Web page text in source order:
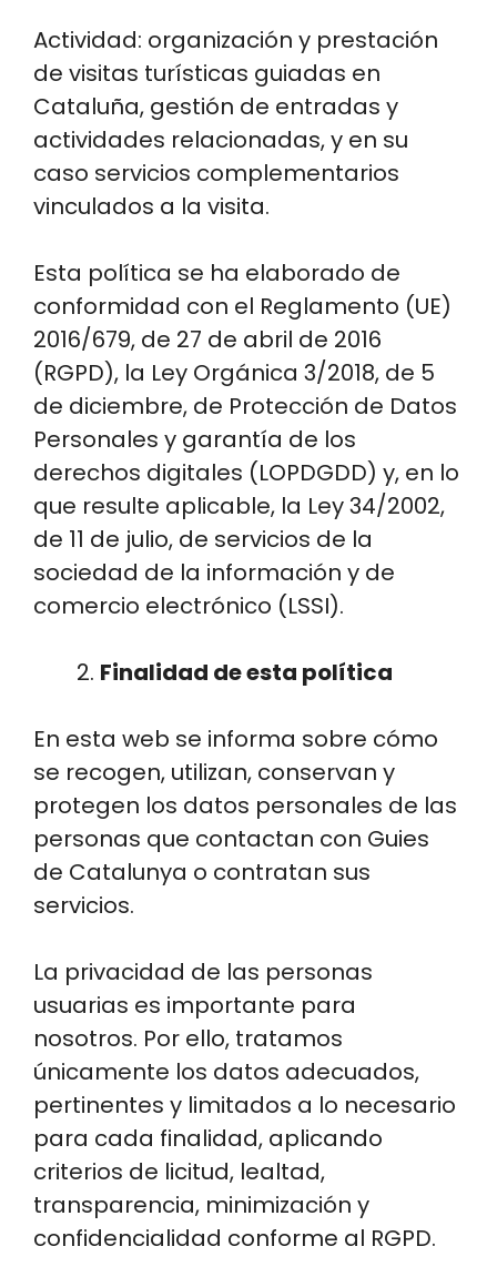
Actividad: organización y prestación
de visitas turísticas guiadas en
Cataluña, gestión de entradas y
actividades relacionadas, y en su
caso servicios complementarios
vinculados a la visita.
Esta política se ha elaborado de
conformidad con el Reglamento (UE)
2016/679, de 27 de abril de 2016
(RGPD), la Ley Orgánica 3/2018, de 5
de diciembre, de Protección de Datos
Personales y garantía de los
derechos digitales (LOPDGDD) y, en lo
que resulte aplicable, la Ley 34/2002,
de 11 de julio, de servicios de la
sociedad de la información y de
comercio electrónico (LSSI).
Finalidad de esta política
En esta web se informa sobre cómo
se recogen, utilizan, conservan y
protegen los datos personales de las
personas que contactan con Guies
de Catalunya o contratan sus
servicios.
La privacidad de las personas
usuarias es importante para
nosotros. Por ello, tratamos
únicamente los datos adecuados,
pertinentes y limitados a lo necesario
para cada finalidad, aplicando
criterios de licitud, lealtad,
transparencia, minimización y
confidencialidad conforme al RGPD.